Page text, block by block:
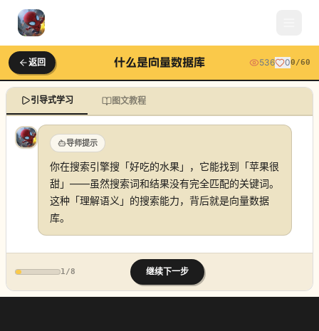
返回 什么是向量数据库 536 00/60
引导式学习 图文教程
导师提示
你在搜索引擎搜「好吃的水果」，它能找到「苹果很
甜」——虽然搜索词和结果没有完全匹配的关键词。
这种「理解语义」的搜索能力，背后就是向量数据
库。
1/8 继续下一步